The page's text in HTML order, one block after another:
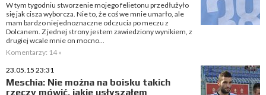
W tym tygodniu stworzenie mojego felietonu przedłużyło
się jak cisza wyborcza. Nie to, że coś we mnie umarło, ale
mam bardzo niejednoznaczne odczucia po meczu z
Dolcanem. Z jednej strony jestem zawiedziony wynikiem, z
drugiej wcale mnie on mocno...
Komentarzy: 14 »
23.05.15 23:31
Meschia: Nie można na boisku takich
rzeczy mówić, jakie usłyszałem